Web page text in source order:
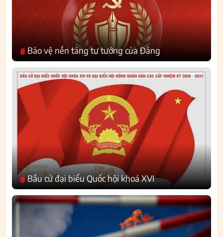
# Bảo vệ nền tảng tư tưởng của Đảng
#Bầu cử đại biểu Quốc hội khoá XVI